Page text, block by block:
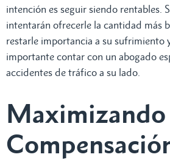
intención es seguir siendo rentables.
intentarán ofrecerle la cantidad más
restarle importancia a su sufrimiento
importante contar con un abogado
accidentes de tráfico a su lado.
Maximizando